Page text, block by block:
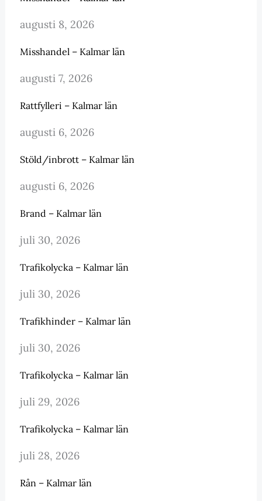
augusti 8, 2026
Misshandel – Kalmar län
augusti 7, 2026
Rattfylleri – Kalmar län
augusti 6, 2026
Stöld/inbrott – Kalmar län
augusti 6, 2026
Brand – Kalmar län
juli 30, 2026
Trafikolycka – Kalmar län
juli 30, 2026
Trafikhinder – Kalmar län
juli 30, 2026
Trafikolycka – Kalmar län
juli 29, 2026
Trafikolycka – Kalmar län
juli 28, 2026
Rån – Kalmar län